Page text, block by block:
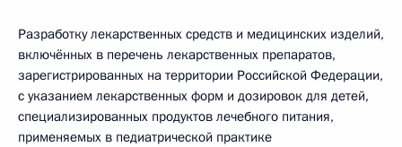
Разработку лекарственных средств и медицинских изделий,
включённых в перечень лекарственных препаратов,
зарегистрированных на территории Российской Федерации,
с указанием лекарственных форм и дозировок для детей,
специализированных продуктов лечебного питания,
применяемых в педиатрической практике